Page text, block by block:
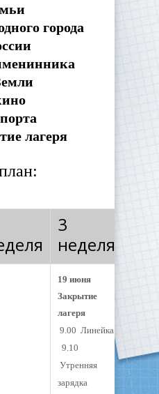
города
лагеря
3
неделя
19 июня
Закрытие
лагеря
9.00 Линейка
9.10
Утренняя
зарядка